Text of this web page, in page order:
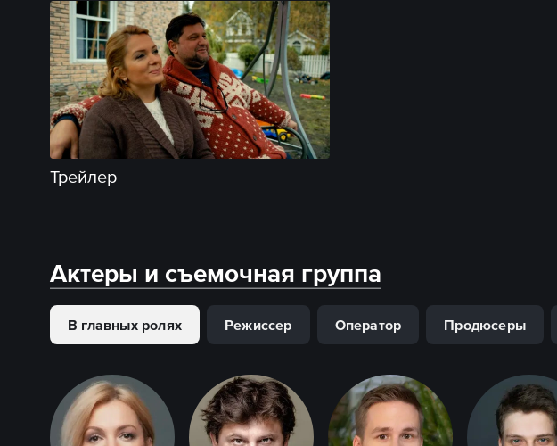
Трейлер
Актеры и съемочная группа
В главных ролях Режиссер Оператор Продюсеры